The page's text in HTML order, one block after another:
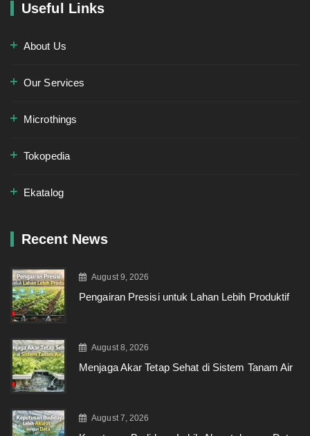
Useful Links
About Us
Our Services
Microthings
Tokopedia
Ekatalog
Recent News
August 9, 2026
Pengairan Presisi untuk Lahan Lebih Produktif
August 8, 2026
Menjaga Akar Tetap Sehat di Sistem Tanam Air
August 7, 2026